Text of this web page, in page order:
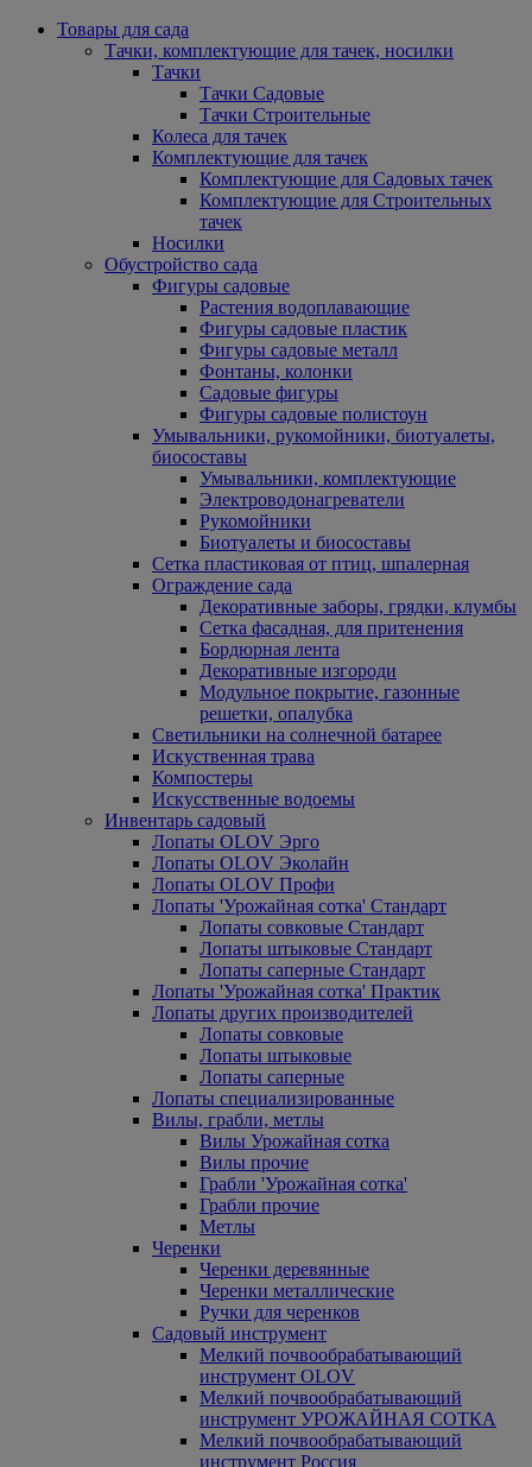
Товары для сада
Тачки, комплектующие для тачек, носилки
Тачки
Тачки Садовые
Тачки Строительные
Колеса для тачек
Комплектующие для тачек
Комплектующие для Садовых тачек
Комплектующие для Строительных
тачек
Носилки
Обустройство сада
Фигуры садовые
Растения водоплавающие
Фигуры садовые пластик
Фигуры садовые металл
Фонтаны, колонки
Садовые фигуры
Фигуры садовые полистоун
Умывальники, рукомойники, биотуалеты,
биосоставы
Умывальники, комплектующие
Электроводонагреватели
Рукомойники
Биотуалеты и биосоставы
Сетка пластиковая от птиц, шпалерная
Ограждение сада
Декоративные заборы, грядки, клумбы
Сетка фасадная, для притенения
Бордюрная лента
Декоративные изгороди
Модульное покрытие, газонные
решетки, опалубка
Светильники на солнечной батарее
Искуственная трава
Компостеры
Искусственные водоемы
Инвентарь садовый
Лопаты OLOV Эрго
Лопаты OLOV Эколайн
Лопаты OLOV Профи
Лопаты 'Урожайная сотка' Стандарт
Лопаты совковые Стандарт
Лопаты штыковые Стандарт
Лопаты саперные Стандарт
Лопаты 'Урожайная сотка' Практик
Лопаты других производителей
Лопаты совковые
Лопаты штыковые
Лопаты саперные
Лопаты специализированные
Вилы, грабли, метлы
Вилы Урожайная сотка
Вилы прочие
Грабли 'Урожайная сотка'
Грабли прочие
Метлы
Черенки
Черенки деревянные
Черенки металлические
Ручки для черенков
Садовый инструмент
Мелкий почвообрабатывающий
инструмент OLOV
Мелкий почвообрабатывающий
инструмент УРОЖАЙНАЯ СОТКА
Мелкий почвообрабатывающий
инструмент Россия